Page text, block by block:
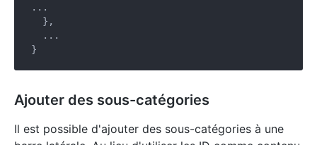
...
  },
  ...
Ajouter des sous-catégories
Il est possible d'ajouter des sous-catégories à une